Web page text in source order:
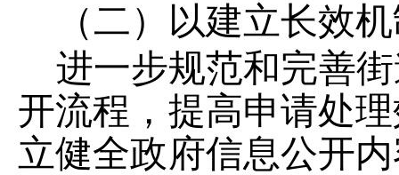
（二）以建立长效
进一步规范和完善
开流程，提高申请处
立健全政府信息公开